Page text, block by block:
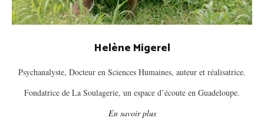
Helène Migerel
Psychanalyste, Docteur en Sciences Humaines, auteur et réalisatrice.
Fondatrice de La Soulagerie, un espace d’écoute en Guadeloupe.
En savoir plus